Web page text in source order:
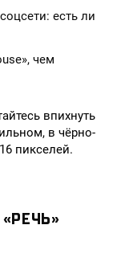
есть ли
чем
впихнуть
в чёрно-
пикселей.